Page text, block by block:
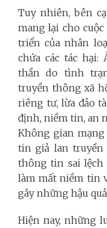
Tuy nhiên, bên
mang lại cho
triển của nhân
chứa các tác hại:
thần do tình
truyền thông xã
riêng tư, lừa đảo
định, niềm tin, an
Không gian
tin giả lan truyền
thông tin sai lệch
làm mất niềm tin
gây những hậu
Hiện nay, những